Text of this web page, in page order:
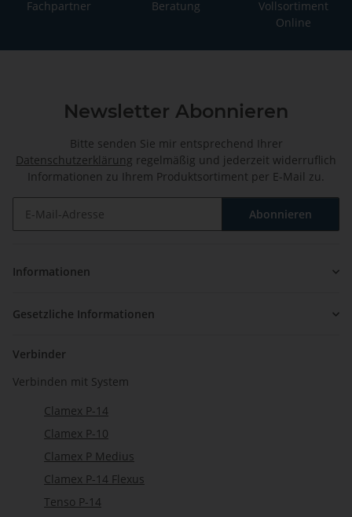
Fachpartner
Beratung
Vollsortiment
Online
Newsletter Abonnieren
Bitte senden Sie mir entsprechend Ihrer
Datenschutzerklärung regelmäßig und jederzeit widerruflich
Informationen zu Ihrem Produktsortiment per E-Mail zu.
Abonnieren
Informationen
Gesetzliche Informationen
Verbinder
Verbinden mit System
Clamex P-14
Clamex P-10
Clamex P Medius
Clamex P-14 Flexus
Tenso P-14